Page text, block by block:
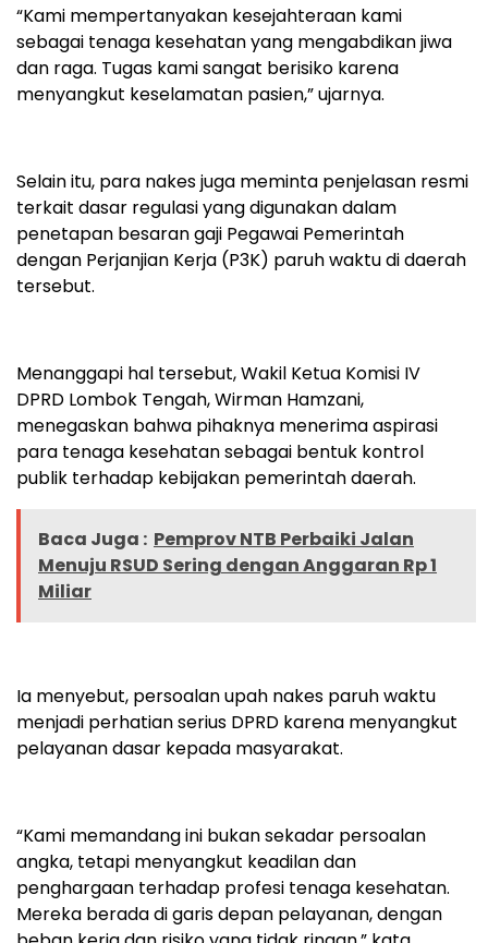
“Kami mempertanyakan kesejahteraan kami
sebagai tenaga kesehatan yang mengabdikan jiwa
dan raga. Tugas kami sangat berisiko karena
menyangkut keselamatan pasien,” ujarnya.
Selain itu, para nakes juga meminta penjelasan resmi
terkait dasar regulasi yang digunakan dalam
penetapan besaran gaji Pegawai Pemerintah
dengan Perjanjian Kerja (P3K) paruh waktu di daerah
tersebut.
Menanggapi hal tersebut, Wakil Ketua Komisi IV
DPRD Lombok Tengah, Wirman Hamzani,
menegaskan bahwa pihaknya menerima aspirasi
para tenaga kesehatan sebagai bentuk kontrol
publik terhadap kebijakan pemerintah daerah.
Baca Juga : Pemprov NTB Perbaiki Jalan
Menuju RSUD Sering dengan Anggaran Rp 1
Miliar
Ia menyebut, persoalan upah nakes paruh waktu
menjadi perhatian serius DPRD karena menyangkut
pelayanan dasar kepada masyarakat.
“Kami memandang ini bukan sekadar persoalan
angka, tetapi menyangkut keadilan dan
penghargaan terhadap profesi tenaga kesehatan.
Mereka berada di garis depan pelayanan, dengan